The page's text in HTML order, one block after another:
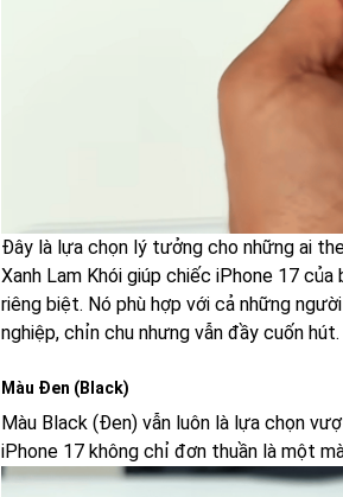
Đây là lựa chọn lý tưởng cho những ai
Xanh Lam Khói giúp chiếc iPhone 17
riêng biệt. Nó phù hợp với cả những
nghiệp, chỉn chu nhưng vẫn đầy cuốn hút.
Màu Đen (Black)
Màu Black (Đen) vẫn luôn là lựa chọn
iPhone 17 không chỉ đơn thuần là một